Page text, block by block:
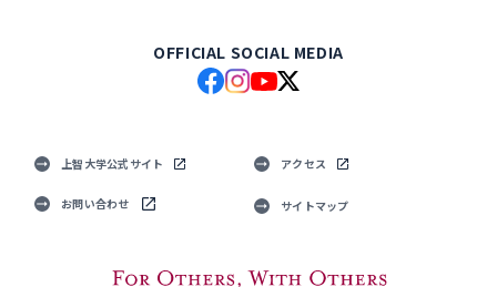
OFFICIAL SOCIAL MEDIA
上智大学公式サイト アクセス
お問い合わせ サイトマップ